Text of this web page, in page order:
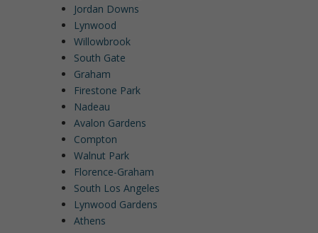
Jordan Downs
Lynwood
Willowbrook
South Gate
Graham
Firestone Park
Nadeau
Avalon Gardens
Compton
Walnut Park
Florence-Graham
South Los Angeles
Lynwood Gardens
Athens